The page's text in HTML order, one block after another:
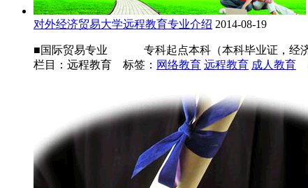
对外经济贸易大学远程教育专业介绍 2014-08-19
■国际贸易专业 专科起点本科（本科毕业证，经济学
栏目：远程教育 标签： 网络教育 远程教育 成人教育